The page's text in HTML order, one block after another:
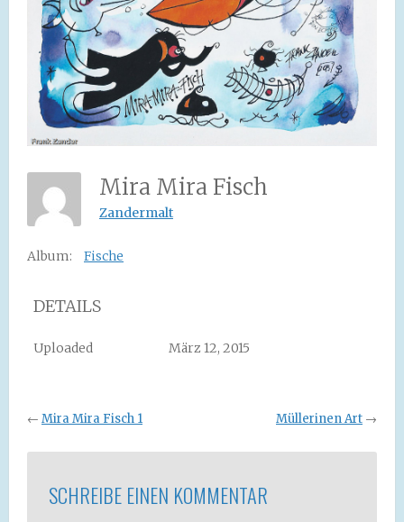
Mira Mira Fisch
Zandermalt
Album: Fische
DETAILS
Uploaded März 12, 2015
← Mira Mira Fisch 1 Müllerinen Art →
SCHREIBE EINEN KOMMENTAR